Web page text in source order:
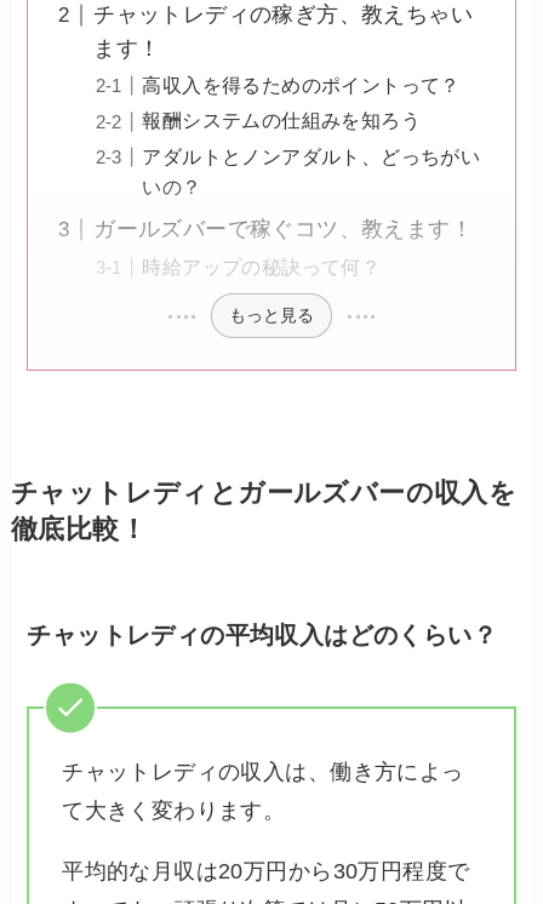
チャットレディの稼ぎ方、教えちゃい
ます！
高収入を得るためのポイントって？
報酬システムの仕組みを知ろう
アダルトとノンアダルト、どっちがい
いの？
ガールズバーで稼ぐコツ、教えます！
時給アップの秘訣って何？
もっと見る
チャットレディとガールズバーの収入を
徹底比較！
チャットレディの平均収入はどのくらい？
チャットレディの収入は、働き方によっ
て大きく変わります。
平均的な月収は20万円から30万円程度で